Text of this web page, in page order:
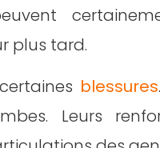
plus tard.
blessures
Leurs